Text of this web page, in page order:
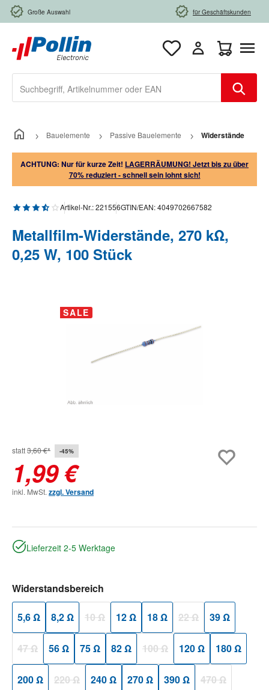
Zum Hauptinhalt springen
Große Auswahl für Geschäftskunden
Bauelemente Passive Bauelemente Widerstände
ACHTUNG: Nur für kurze Zeit! LAGERRÄUMUNG! Jetzt bis zu über
70% reduziert - schnell sein lohnt sich!
Durchschnittliche Bewertung von 3.5 von 5 Sternen
Artikel-Nr.:221556GTIN/EAN:4049702667582
Metallfilm-Widerstände, 270 kΩ,
0,25 W, 100 Stück
Bildergalerie überspringen
SALE
statt3,60 €* -45%
1,99 €
inkl. MwSt. zzgl. Versand
Lieferzeit 2-5 Werktage
Widerstandsbereich
5,6 Ω 8,2 Ω 10 Ω(Diese Option ist zurzeit nicht verfügbar.)
12 Ω 18 Ω 22 Ω(Diese Option ist
39 Ω
47 Ω(Diese Option ist zurzeit nicht verfügbar.)
56 Ω 75 Ω 82 Ω 100 Ω(Diese Option ist zurzeit nicht
120 Ω 180 Ω
200 Ω 220 Ω(Diese Option ist zurzeit nicht verfügbar.)
240 Ω 270 Ω 390 Ω 470 Ω(Diese Option